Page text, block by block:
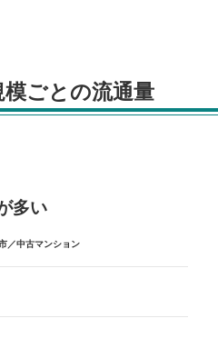
ごとの流通量
多い
／中古マンション